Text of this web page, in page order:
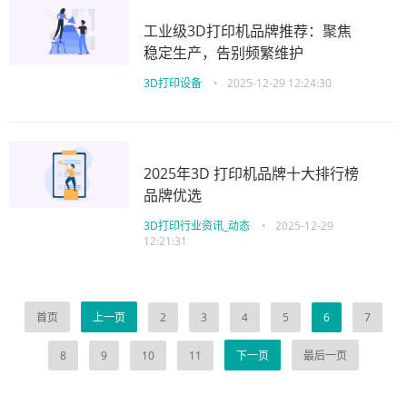
工业级3D打印机品牌推荐：聚焦
稳定生产，告别频繁维护
3D打印设备 • 2025-12-29 12:24:30
2025年3D 打印机品牌十大排行榜
品牌优选
3D打印行业资讯_动态 •
2025-12-29
12:21:31
首页 上一页 2 3 4 5 6 7
8 9 10 11 下一页 最后一页